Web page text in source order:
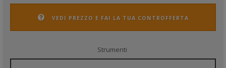
VEDI PREZZO E FAI LA TUA CONTROFFERTA
Strumenti